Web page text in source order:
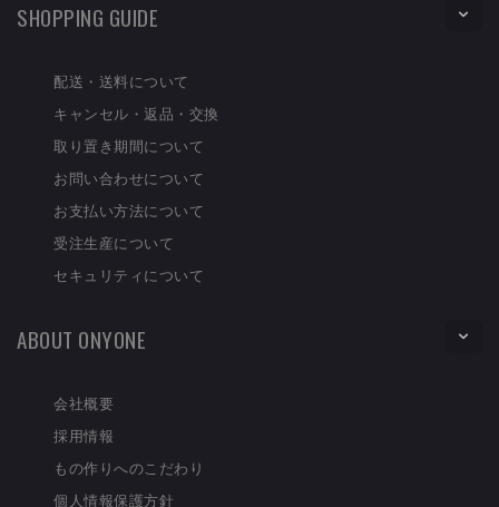
SHOPPING GUIDE
配送・送料について
キャンセル・返品・交換
取り置き期間について
お問い合わせについて
お支払い方法について
受注生産について
セキュリティについて
ABOUT ONYONE
会社概要
採用情報
もの作りへのこだわり
個人情報保護方針